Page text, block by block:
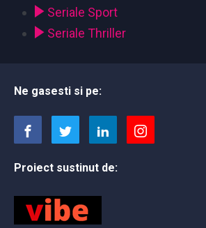
Seriale Sport
Seriale Thriller
Ne gasesti si pe:
Proiect sustinut de: